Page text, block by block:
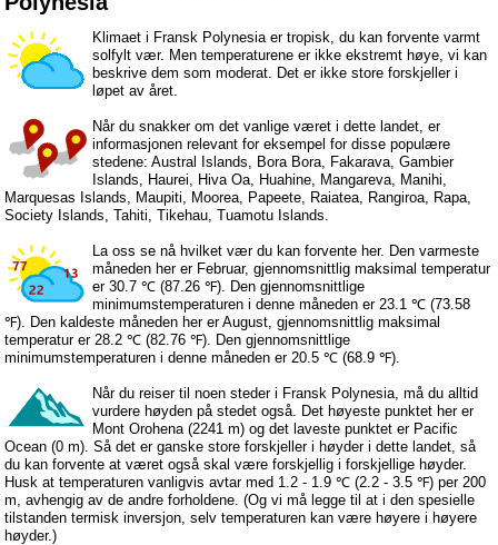
Klimaet i Fransk Polynesia er tropisk, du kan forvente varmt
solfylt vær. Men temperaturene er ikke ekstremt høye, vi kan
beskrive dem som moderat. Det er ikke store forskjeller i
løpet av året.
Når du snakker om det vanlige været i dette landet, er
informasjonen relevant for eksempel for disse populære
stedene: Austral Islands, Bora Bora, Fakarava, Gambier
Islands, Haurei, Hiva Oa, Huahine, Mangareva, Manihi,
Marquesas Islands, Maupiti, Moorea, Papeete, Raiatea, Rangiroa, Rapa,
Society Islands, Tahiti, Tikehau, Tuamotu Islands.
La oss se nå hvilket vær du kan forvente her. Den varmeste
måneden her er Februar, gjennomsnittlig maksimal temperatur
er 30.7 ℃ (87.26 ℉). Den gjennomsnittlige
minimumstemperaturen i denne måneden er 23.1 ℃ (73.58
℉). Den kaldeste måneden her er August, gjennomsnittlig maksimal
temperatur er 28.2 ℃ (82.76 ℉). Den gjennomsnittlige
minimumstemperaturen i denne måneden er 20.5 ℃ (68.9 ℉).
Når du reiser til noen steder i Fransk Polynesia, må du alltid
vurdere høyden på stedet også. Det høyeste punktet her er
Mont Orohena (2241 m) og det laveste punktet er Pacific
Ocean (0 m). Så det er ganske store forskjeller i høyder i dette landet, så
du kan forvente at været også skal være forskjellig i forskjellige høyder.
Husk at temperaturen vanligvis avtar med 1.2 - 1.9 ℃ (2.2 - 3.5 ℉) per 200
m, avhengig av de andre forholdene. (Og vi må legge til at i den spesielle
tilstanden termisk inversjon, selv temperaturen kan være høyere i høyere
høyder.)